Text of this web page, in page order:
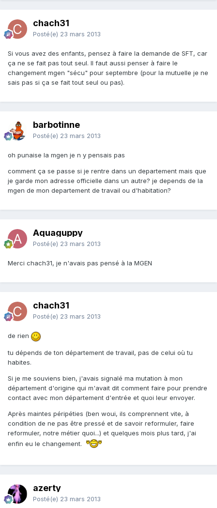
chach31
Posté(e) 23 mars 2013
Si vous avez des enfants, pensez à faire la demande de SFT, car
ça ne se fait pas tout seul. Il faut aussi penser à faire le
changement mgen "sécu" pour septembre (pour la mutuelle je ne
sais pas si ça se fait tout seul ou pas).
barbotinne
Posté(e) 23 mars 2013
oh punaise la mgen je n y pensais pas
comment ça se passe si je rentre dans un departement mais que
je garde mon adresse officielle dans un autre? je depends de la
mgen de mon departement de travail ou d'habitation?
Aquaguppy
Posté(e) 23 mars 2013
Merci chach31, je n'avais pas pensé à la MGEN
chach31
Posté(e) 23 mars 2013
de rien
tu dépends de ton département de travail, pas de celui où tu
habites.
Si je me souviens bien, j'avais signalé ma mutation à mon
département d'origine qui m'avait dit comment faire pour prendre
contact avec mon département d'entrée et quoi leur envoyer.
Après maintes péripéties (ben woui, ils comprennent vite, à
condition de ne pas être pressé et de savoir reformuler, faire
reformuler, notre métier quoi...) et quelques mois plus tard, j'ai
enfin eu le changement.
azerty
Posté(e) 23 mars 2013